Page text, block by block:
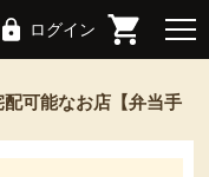
ログイン
可能なお店【弁当手